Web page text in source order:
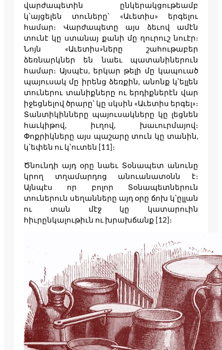
վարժապետին ընկերակցութեամբ
կ՝այցելեն տուները՝ «Աւետիս» երգելու
համար։ Վարժապետը այս ձեւով ամէն
տունէ կը ստանայ քանի մը ղուրուշ նուէր։
Նոյն «Աւետիս»ները շահութաբեր
ձեռնարկներ են նաեւ պատանիներուն
համար։ Այսպէս, երկար թելի մը կապուած
պայուսակ մը իրենց ձեռքին, անոնք կ՝ելլեն
տուներու տանիքները ու երդիքներէն վար
իջեցնելով ծրարը՝ կը սկսին «Աւետիս երգել»։
Տանտիկինները պայուսակները կը լեցնեն
հաւկիթով, իւղով, խաւուրմայով։
Փոքրիկները այս պաշարը տուն կը տանին,
կ՝եփեն ու կ՝ուտեն [11]։
Ծնունդի այդ օրը նաեւ Տօնապետ անունը
կրող տղամարդոց անուանատօնն է։
Այնպէս որ բոլոր Տօնապետներուն
տուներուն սեղանները այդ օրը ճոխ կ՝ըլլան
ու տան մէջ կը կատարուին
հիւրընկալութիւն ու խրախճանք [12]։